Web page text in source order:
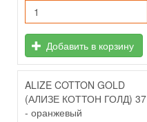
Добавить в корзину
ALIZE COTTON GOLD
(АЛИЗЕ КОТТОН ГОЛД) 37
- оранжевый